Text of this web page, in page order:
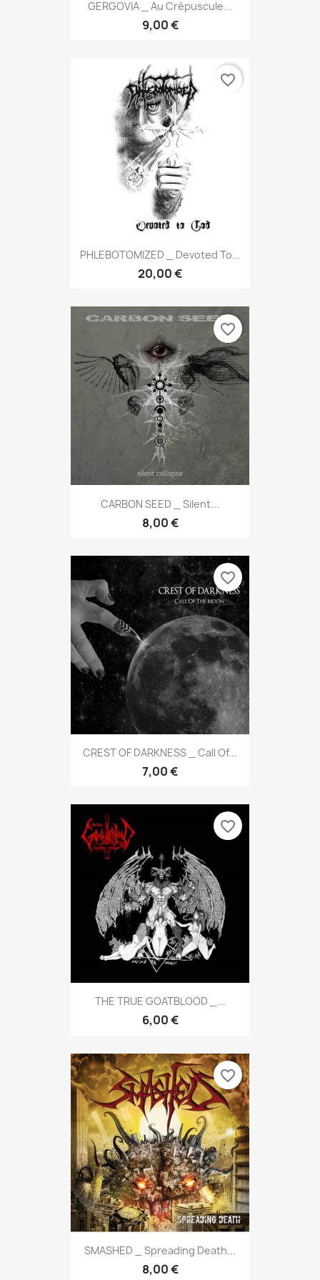
GERGOVIA _ Au Crépuscule...
9,00 €
PHLEBOTOMIZED _ Devoted To...
20,00 €
favorite_border
CARBON SEED _ Silent...
8,00 €
favorite_border
CREST OF DARKNESS _ Call Of...
7,00 €
favorite_border
THE TRUE GOATBLOOD _...
6,00 €
favorite_border
SMASHED _ Spreading Death...
8,00 €
favorite_border